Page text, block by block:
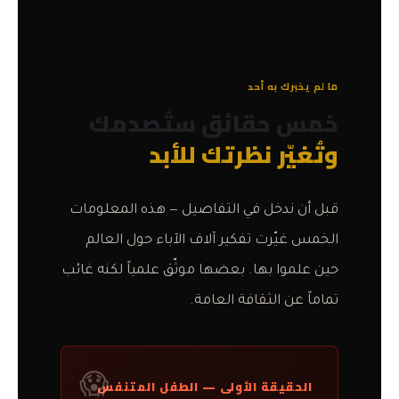
ما لم يخبرك به أحد
خمس حقائق ستُصدمك
وتُغيّر نظرتك للأبد
قبل أن ندخل في التفاصيل — هذه المعلومات
الخمس غيّرت تفكير آلاف الآباء حول العالم
حين علموا بها. بعضها موثّق علمياً لكنه غائب
تماماً عن الثقافة العامة.
الحقيقة الأولى — الطفل المتنفس